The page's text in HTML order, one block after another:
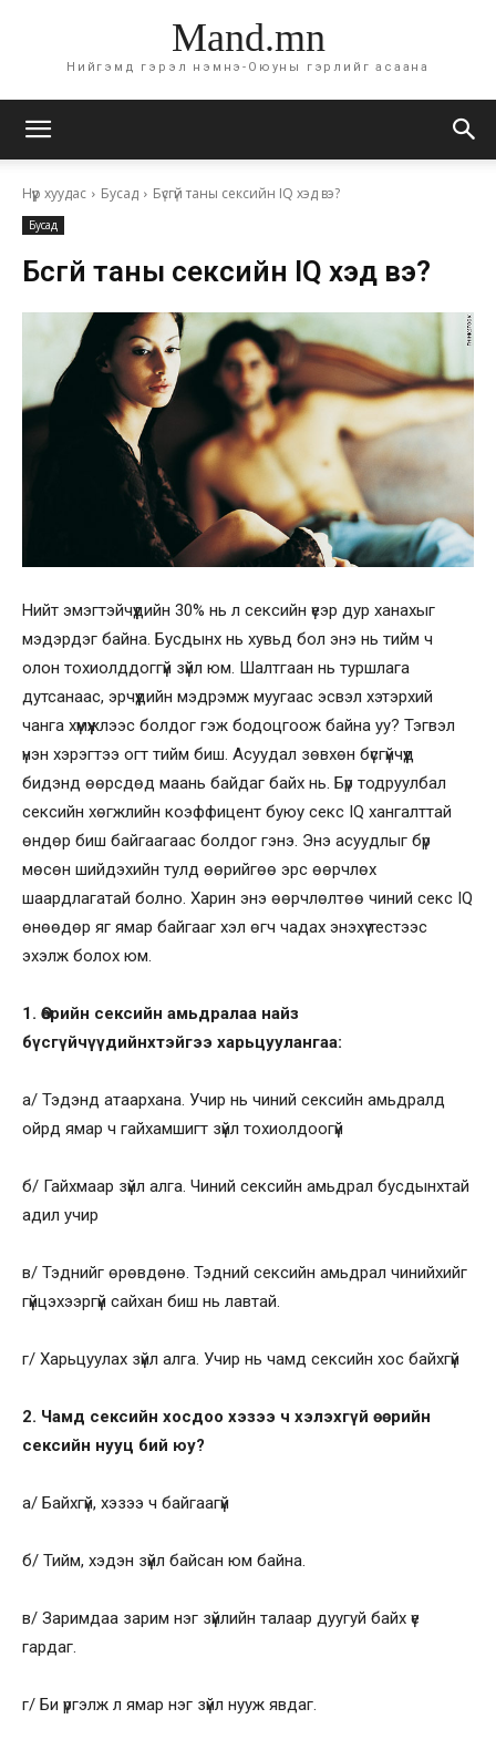
Mand.mn
Нийгэмд гэрэл нэмнэ-Оюуны гэрлийг асаана
Нүүр хуудас Бусад Бүсгүй таны сексийн IQ хэд вэ?
Бусад
Бүсгүй таны сексийн IQ хэд вэ?
Нийт эмэгтэйчүүдийн 30% нь л сексийн үеэр дур ханахыг
мэдэрдэг байна. Бусдынх нь хувьд бол энэ нь тийм ч
олон тохиолддоггүй зүйл юм. Шалтгаан нь туршлага
дутсанаас, эрчүүдийн мэдрэмж муугаас эсвэл хэтэрхий
чанга хүмүүжлээс болдог гэж бодоцгоож байна уу? Тэгвэл
үнэн хэрэгтээ огт тийм биш. Асуудал зөвхөн бүсгүйчүүд
бидэнд өөрсдөд маань байдаг байх нь. Бүр тодруулбал
сексийн хөгжлийн коэффицент буюу секс IQ хангалттай
өндөр биш байгаагаас болдог гэнэ. Энэ асуудлыг бүр
мөсөн шийдэхийн тулд өөрийгөө эрс өөрчлөх
шаардлагатай болно. Харин энэ өөрчлөлтөө чиний секс IQ
өнөөдөр яг ямар байгааг хэл өгч чадах энэхүү тестээс
эхэлж болох юм.
1. Өөрийн сексийн амьдралаа найз
бүсгүйчүүдийнхтэйгээ харьцуулангаа:
а/ Тэдэнд атаархана. Учир нь чиний сексийн амьдралд
ойрд ямар ч гайхамшигт зүйл тохиолдоогүй
б/ Гайхмаар зүйл алга. Чиний сексийн амьдрал бусдынхтай
адил учир
в/ Тэднийг өрөвдөнө. Тэдний сексийн амьдрал чинийхийг
гүйцэхээргүй сайхан биш нь лавтай.
г/ Харьцуулах зүйл алга. Учир нь чамд сексийн хос байхгүй
2. Чамд сексийн хосдоо хэзээ ч хэлэхгүй өөрийн
сексийн нууц бий юу?
а/ Байхгүй, хэзээ ч байгаагүй
б/ Тийм, хэдэн зүйл байсан юм байна.
в/ Заримдаа зарим нэг зүйлийн талаар дуугуй байх үе
гардаг.
г/ Би үргэлж л ямар нэг зүйл нууж явдаг.